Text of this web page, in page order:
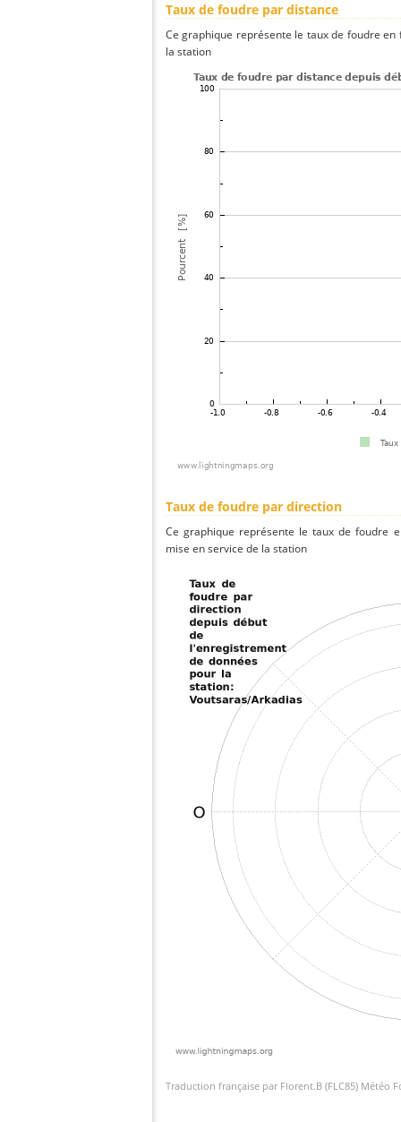
Taux de foudre par distance
Ce graphique représente le taux de foudre
la station
Taux de foudre par direction
Ce graphique représente le taux de foudre
mise en service de la station
Traduction française par Florent.B (FLC85) Météo